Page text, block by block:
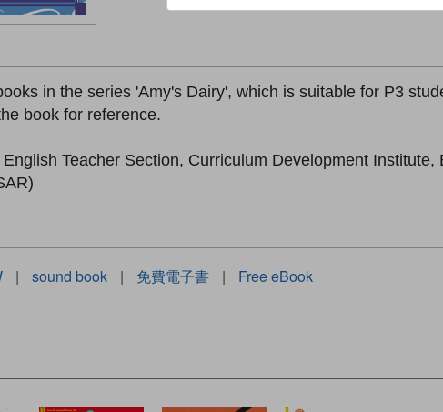
in the series 'Amy's Dairy', which is suitable for P3
book for reference.
Teacher Section, Curriculum Development Institute,
| sound book | 免費電子書 | Free eBook